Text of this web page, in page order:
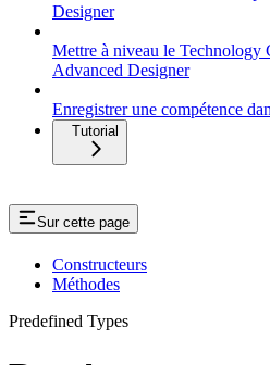
Designer
Mettre à niveau le Technology
Advanced Designer
Enregistrer une compétence
Tutorial
Sur cette page
Constructeurs
Méthodes
Predefined Types